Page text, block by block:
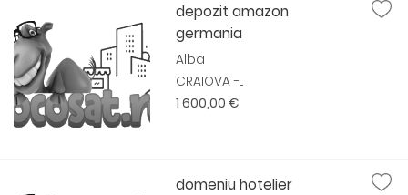
depozit amazon
germania
Alba
CRAIOVA -...
1 600,00 €
domeniu hotelier